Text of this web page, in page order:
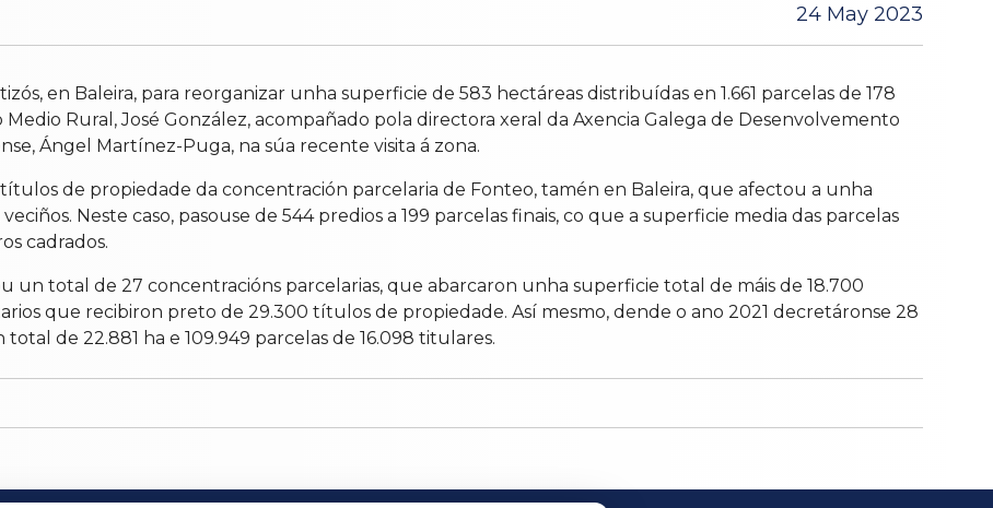
24 May 2023
en Baleira, para reorganizar unha superficie de 583 hectáreas distribuídas en 1.661 parcelas de 178
Rural, José González, acompañado pola directora xeral da Axencia Galega de Desenvolvemento
Ángel Martínez-Puga, na súa recente visita á zona.
de propiedade da concentración parcelaria de Fonteo, tamén en Baleira, que afectou a unha
Neste caso, pasouse de 544 predios a 199 parcelas finais, co que a superficie media das parcelas
cadrados.
un total de 27 concentracións parcelarias, que abarcaron unha superficie total de máis de 18.700
que recibiron preto de 29.300 títulos de propiedade. Así mesmo, dende o ano 2021 decretáronse 28
de 22.881 ha e 109.949 parcelas de 16.098 titulares.